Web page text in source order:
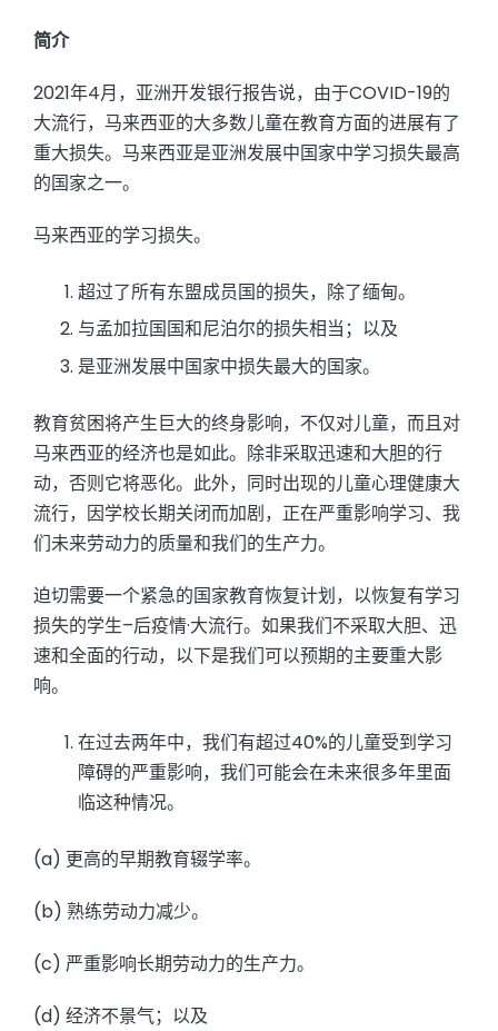
简介
2021年4月，亚洲开发银行报告说，由于COVID-19的
大流行，马来西亚的大多数儿童在教育方面的进展有了
重大损失。马来西亚是亚洲发展中国家中学习损失最高
的国家之一。
马来西亚的学习损失。
超过了所有东盟成员国的损失，除了缅甸。
与孟加拉国国和尼泊尔的损失相当；以及
是亚洲发展中国家中损失最大的国家。
教育贫困将产生巨大的终身影响，不仅对儿童，而且对
马来西亚的经济也是如此。除非采取迅速和大胆的行
动，否则它将恶化。此外，同时出现的儿童心理健康大
流行，因学校长期关闭而加剧，正在严重影响学习、我
们未来劳动力的质量和我们的生产力。
迫切需要一个紧急的国家教育恢复计划，以恢复有学习
损失的学生–后疫情·大流行。如果我们不采取大胆、迅
速和全面的行动，以下是我们可以预期的主要重大影
响。
在过去两年中，我们有超过40%的儿童受到学习
障碍的严重影响，我们可能会在未来很多年里面
临这种情况。
(a) 更高的早期教育辍学率。
(b) 熟练劳动力减少。
(c) 严重影响长期劳动力的生产力。
(d) 经济不景气；以及